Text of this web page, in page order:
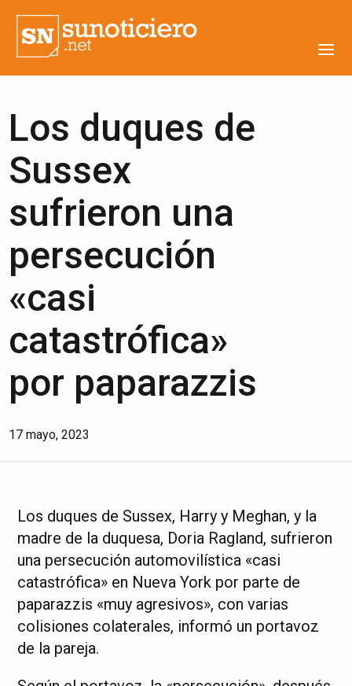
Los duques de
Sussex
sufrieron una
persecución
«casi
catastrófica»
por paparazzis
17 mayo, 2023
Los duques de Sussex, Harry y Meghan, y la
madre de la duquesa, Doria Ragland, sufrieron
una persecución automovilística «casi
catastrófica» en Nueva York por parte de
paparazzis «muy agresivos», con varias
colisiones colaterales, informó un portavoz
de la pareja.